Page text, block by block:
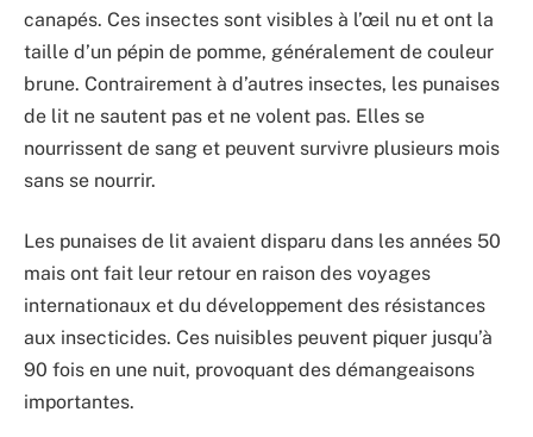
canapés. Ces insectes sont visibles à l’œil nu et ont la
taille d’un pépin de pomme, généralement de couleur
brune. Contrairement à d’autres insectes, les punaises
de lit ne sautent pas et ne volent pas. Elles se
nourrissent de sang et peuvent survivre plusieurs mois
sans se nourrir.
Les punaises de lit avaient disparu dans les années 50
mais ont fait leur retour en raison des voyages
internationaux et du développement des résistances
aux insecticides. Ces nuisibles peuvent piquer jusqu’à
90 fois en une nuit, provoquant des démangeaisons
importantes.